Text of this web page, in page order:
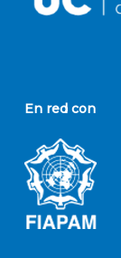
En red con